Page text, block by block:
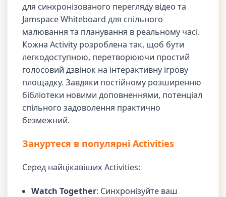
для синхронізованого перегляду відео та
Jamspace Whiteboard для спільного
малювання та планування в реальному часі.
Кожна Activity розроблена так, щоб бути
легкодоступною, перетворюючи простий
голосовий дзвінок на інтерактивну ігрову
площадку. Завдяки постійному розширенню
бібліотеки новими доповненнями, потенціал
спільного задоволення практично
безмежний.
Зануртеся в популярні Activities
Серед найцікавіших Activities:
Watch Together: Синхронізуйте ваш